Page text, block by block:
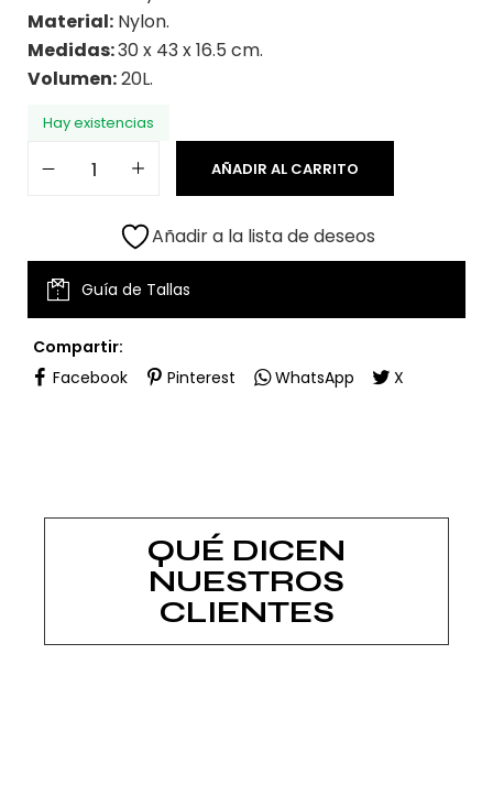
Material: Nylon.
Medidas:30 x 43 x 16.5 cm.
Volumen:20L.
Hay existencias
AÑADIR AL CARRITO
Añadir a la lista de deseos
Guía de Tallas
Compartir:
Facebook
Pinterest WhatsApp X
QUÉ DICEN
NUESTROS
CLIENTES